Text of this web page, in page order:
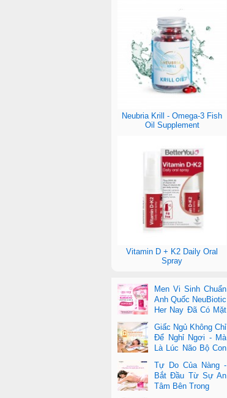
Neubria Krill - Omega-3 Fish
Oil Supplement
Vitamin D + K2 Daily Oral
Spray
Men Vi Sinh Chuẩn
Anh Quốc NeuBiotic
Her Nay Đã Có Mặt
Quốc
Giấc Ngủ Không Chỉ
Để Nghỉ Ngơi - Mà
Là Lúc Não Bộ Con
Tự Do Của Nàng -
Bắt Đầu Từ Sự An
Tâm Bên Trong